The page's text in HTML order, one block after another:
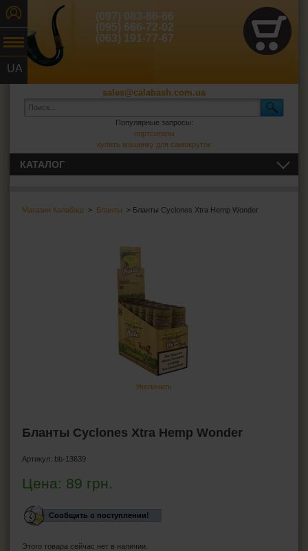
UA
(097) 083-86-66
(095) 666-72-02
(063) 191-77-67
sales@calabash.com.ua
Популярные запросы:
портсигары
купить машинку для самокруток
Магазин Калабаш > Бланты > Бланты Cyclones Xtra Hemp Wonder
Увеличить
Бланты Cyclones Xtra Hemp Wonder
Артикул: bb-13639
Цена: 89 грн.
Сообщить о поступлении!
Этого товара сейчас нет в наличии.
КАТАЛОГ
ВСЁ ДЛЯ СИГАРЕТ И САМОКРУТОК
ПЕПЕЛЬНИЦЫ
HEADSHOP (ХЭДШОП)
Трубка для курения маленькие
Бланты
КАЛЬЯНЫ И ВСЁ ДЛЯ НИХ